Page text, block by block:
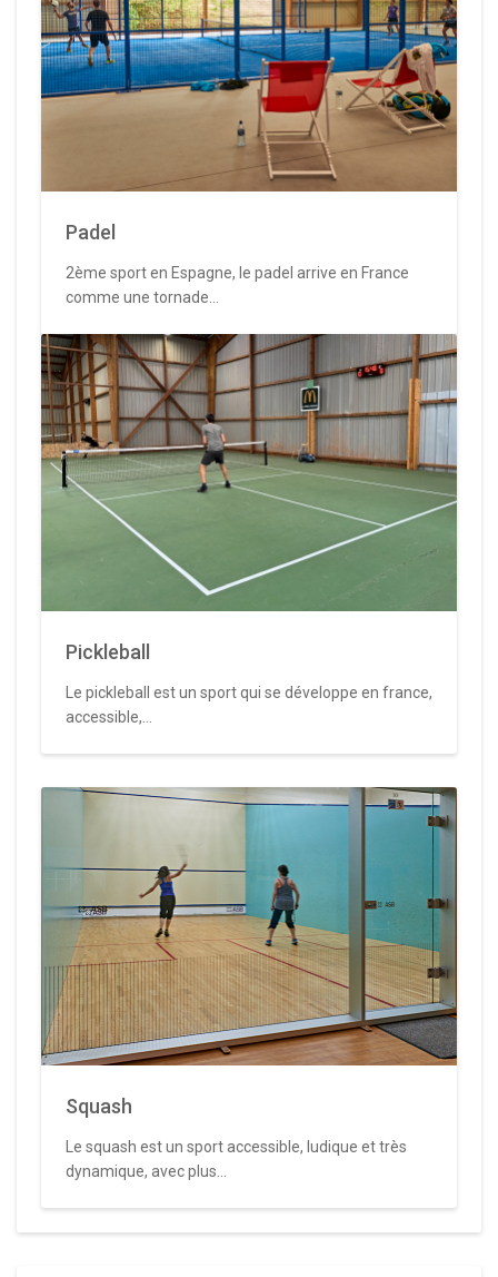
Padel
2ème sport en Espagne, le padel arrive en France
comme une tornade...
Pickleball
Le pickleball est un sport qui se développe en france,
accessible,...
Squash
Le squash est un sport accessible, ludique et très
dynamique, avec plus...